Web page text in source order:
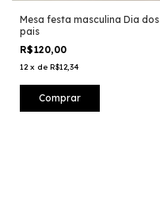
Mesa festa masculina Dia dos
pais
R$120,00
12 x de R$12,34